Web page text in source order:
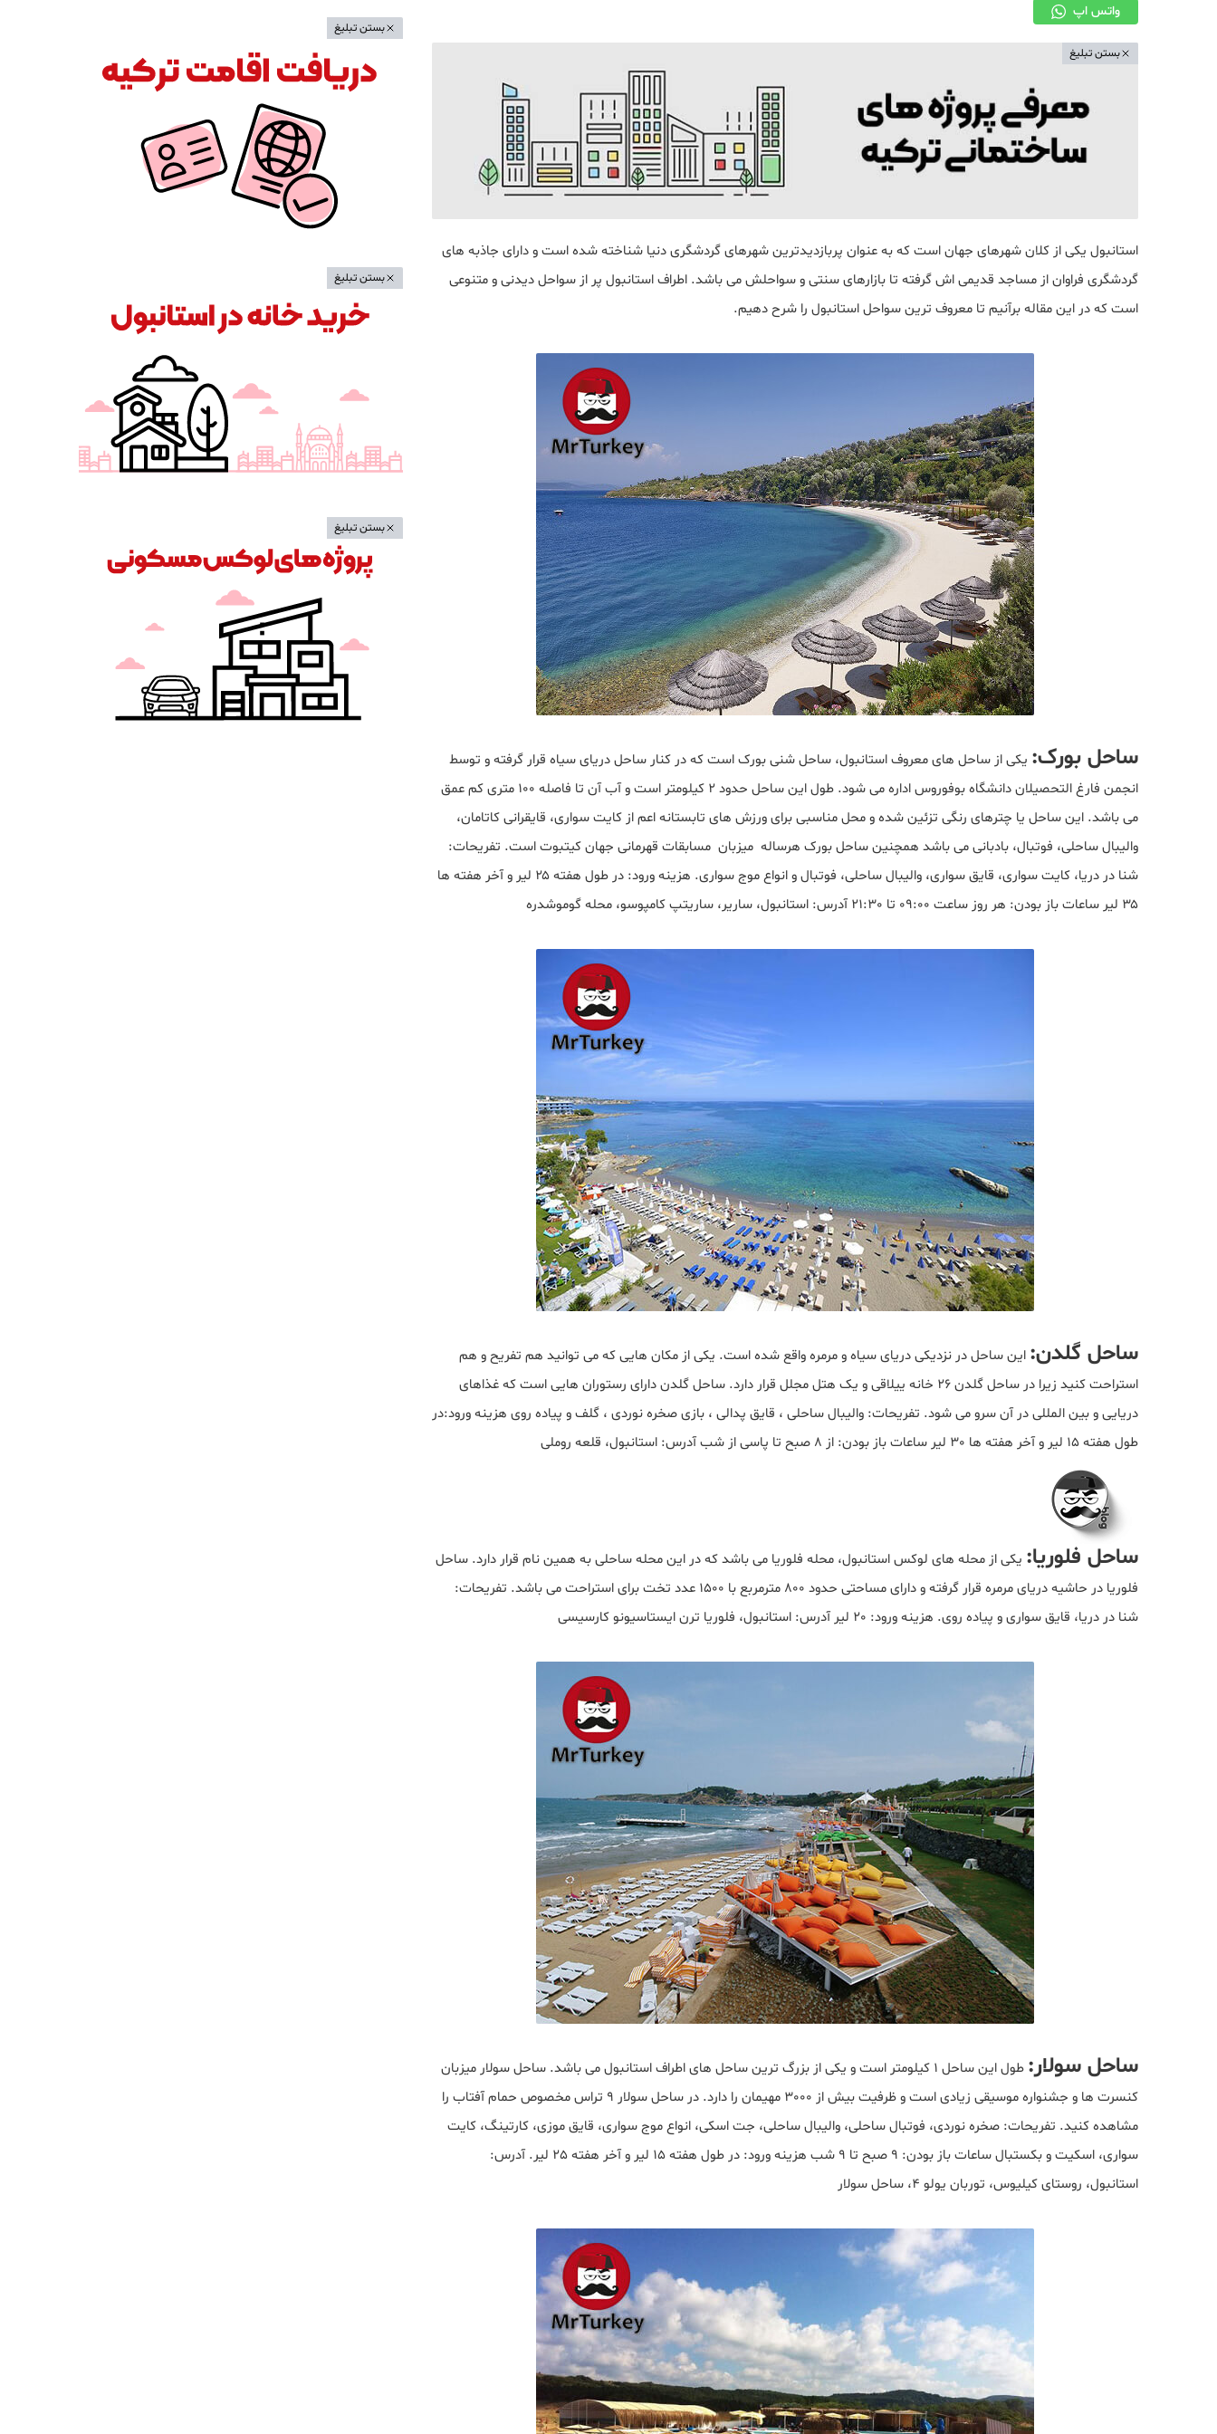
واتس اپ
بستن تبلیغ
استانبول یکی از کلان شهرهای جهان است که به عنوان پربازدیدترین شهرهای گردشگری دنیا شناخته شده است و دارای جاذبه های
گردشگری فراوان از مساجد قدیمی اش گرفته تا بازارهای سنتی و سواحلش می باشد. اطراف استانبول پر از سواحل دیدنی و متنوعی
است که در این مقاله برآنیم تا معروف ترین سواحل استانبول را شرح دهیم.
ساحل بورک: یکی از ساحل های معروف استانبول، ساحل شنی بورک است که در کنار ساحل دریای سیاه قرار گرفته و توسط
انجمن فارغ التحصیلان دانشگاه بوفوروس اداره می شود. طول این ساحل حدود 2 کیلومتر است و آب آن تا فاصله 100 متری کم عمق
می باشد. این ساحل یا چترهای رنگی تزئین شده و محل مناسبی برای ورزش های تابستانه اعم از کایت سواری، قایقرانی کاتامان،
والیبال ساحلی، فوتبال، بادبانی می باشد همچنین ساحل بورک هرساله میزبان مسابقات قهرمانی جهان کیتبوت است. تفریحات:
شنا در دریا، کایت سواری، قایق سواری، والیبال ساحلی، فوتبال و انواع موج سواری. هزینه ورود: در طول هفته ۲۵ لیر و آخر هفته ها
۳۵ لیر ساعات باز بودن: هر روز ساعت 09:00 تا 21:30 آدرس: استانبول، ساریر، ساریتپ کامپوسو، محله گوموشدره
ساحل گلدن: این ساحل در نزدیکی دریای سیاه و مرمره واقع شده است. یکی از مکان هایی که می توانید هم تفریح و هم
استراحت کنید زیرا در ساحل گلدن 26 خانه ییلاقی و یک هتل مجلل قرار دارد. ساحل گلدن دارای رستوران هایی است که غذاهای
دریایی و بین المللی در آن سرو می شود. تفریحات: والیبال ساحلی ، قایق پدالی ، بازی صخره نوردی ، گلف و پیاده روی هزینه ورود:در
طول هفته 15 لیر و آخر هفته ها 30 لیر ساعات باز بودن: از 8 صبح تا پاسی از شب آدرس: استانبول، قلعه روملی
ساحل فلوریا:یکی از محله های لوکس استانبول، محله فلوریا می باشد که در این محله ساحلی به همین نام قرار دارد. ساحل
فلوریا در حاشیه دریای مرمره قرار گرفته و دارای مساحتی حدود 800 مترمربع با 1500 عدد تخت برای استراحت می باشد. تفریحات:
شنا در دریا، قایق سواری و پیاده روی. هزینه ورود: 20 لیر آدرس: استانبول، فلوریا ترن ایستاسیونو کارسیسی
ساحل سولار:
طول این ساحل 1 کیلومتر است و یکی از بزرگ ترین ساحل های اطراف استانبول می باشد. ساحل سولار میزبان
بستن تبلیغ
بستن تبلیغ
بستن تبلیغ